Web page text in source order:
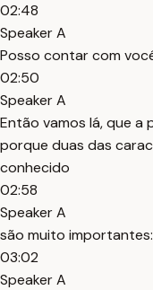
02:48
Speaker A
Posso contar com
02:50
Speaker A
Então vamos lá, que
porque duas das
conhecido
02:58
Speaker A
são muito
03:02
Speaker A